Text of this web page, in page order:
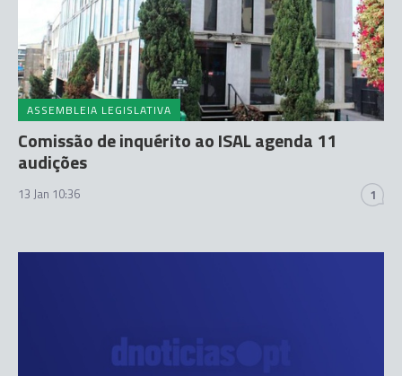
ASSEMBLEIA LEGISLATIVA
Comissão de inquérito ao ISAL agenda 11
audições
13 Jan 10:36 1